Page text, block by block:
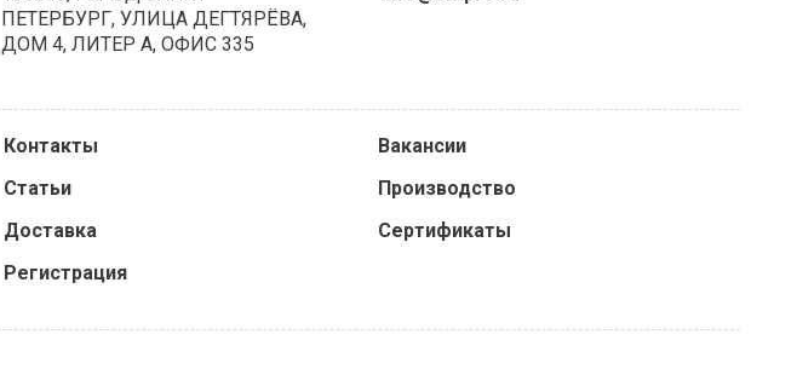
ПЕТЕРБУРГ, УЛИЦА ДЕГТЯРЁВА,
ДОМ 4, ЛИТЕР А, ОФИС 335
Контакты
Вакансии
Статьи
Производство
Доставка
Сертификаты
Регистрация